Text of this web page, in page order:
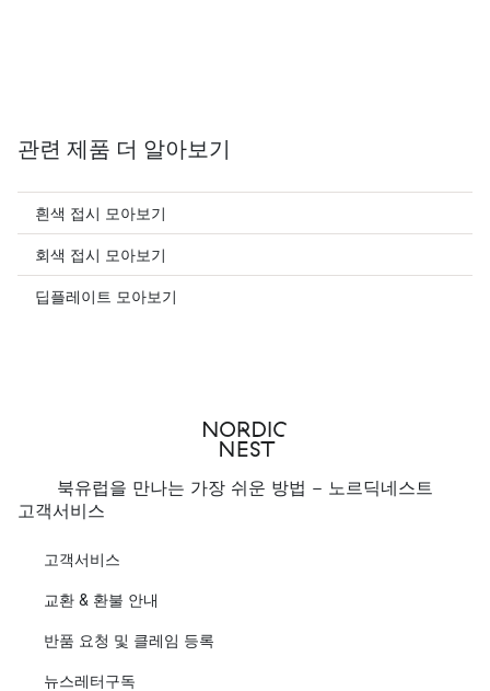
관련 제품 더 알아보기
흰색 접시 모아보기
회색 접시 모아보기
딥플레이트 모아보기
북유럽을 만나는 가장 쉬운 방법 - 노르딕네스트
고객서비스
고객서비스
교환 & 환불 안내
반품 요청 및 클레임 등록
뉴스레터구독